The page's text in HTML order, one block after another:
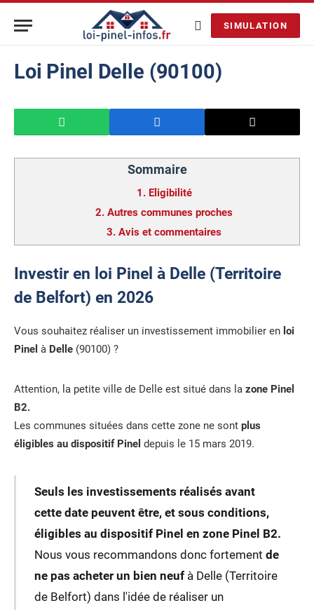
SIMULATION
Loi Pinel Delle (90100)
Sommaire
1. Eligibilité
2. Autres communes proches
3. Avis et commentaires
Investir en loi Pinel à Delle (Territoire
de Belfort) en 2026
Vous souhaitez réaliser un investissement immobilier en loi
Pinel à Delle (90100) ?
Attention, la petite ville de Delle est situé dans la zone Pinel
B2.
Les communes situées dans cette zone ne sont plus
éligibles au dispositif Pinel depuis le 15 mars 2019.
Seuls les investissements réalisés avant
cette date peuvent être, et sous conditions,
éligibles au dispositif Pinel en zone Pinel B2.
Nous vous recommandons donc fortement de
ne pas acheter un bien neufà Delle (Territoire
de Belfort) dans l'idée de réaliser un